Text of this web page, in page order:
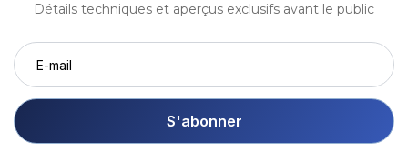
Détails techniques et aperçus exclusifs avant le public
S'abonner